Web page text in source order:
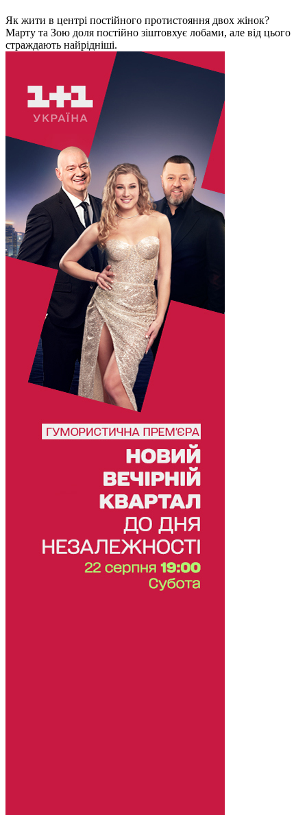
Як жити в центрі постійного протистояння двох жінок?
Марту та Зою доля постійно зіштовхує лобами, але від цього
страждають найрідніші.